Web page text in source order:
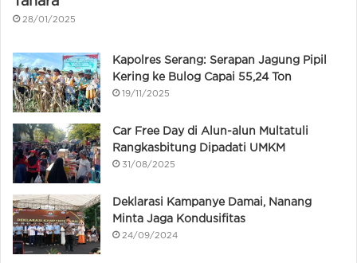
28/01/2025
Kapolres Serang: Serapan Jagung Pipil
Kering ke Bulog Capai 55,24 Ton
19/11/2025
Car Free Day di Alun-alun Multatuli
Rangkasbitung Dipadati UMKM
31/08/2025
Deklarasi Kampanye Damai, Nanang
Minta Jaga Kondusifitas
24/09/2024